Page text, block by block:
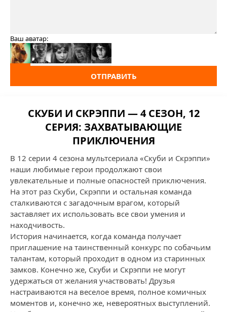
Ваш аватар:
ОТПРАВИТЬ
СКУБИ И СКРЭППИ — 4 СЕЗОН, 12
СЕРИЯ: ЗАХВАТЫВАЮЩИЕ
ПРИКЛЮЧЕНИЯ
В 12 серии 4 сезона мультсериала «Скуби и Скрэппи»
наши любимые герои продолжают свои
увлекательные и полные опасностей приключения.
На этот раз Скуби, Скрэппи и остальная команда
сталкиваются с загадочным врагом, который
заставляет их использовать все свои умения и
находчивость.
История начинается, когда команда получает
приглашение на таинственный конкурс по собачьим
талантам, который проходит в одном из старинных
замков. Конечно же, Скуби и Скрэппи не могут
удержаться от желания участвовать! Друзья
настраиваются на веселое время, полное комичных
моментов и, конечно же, невероятных выступлений.